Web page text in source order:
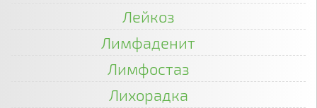
Лейкоз
Лимфаденит
Лимфостаз
Лихорадка